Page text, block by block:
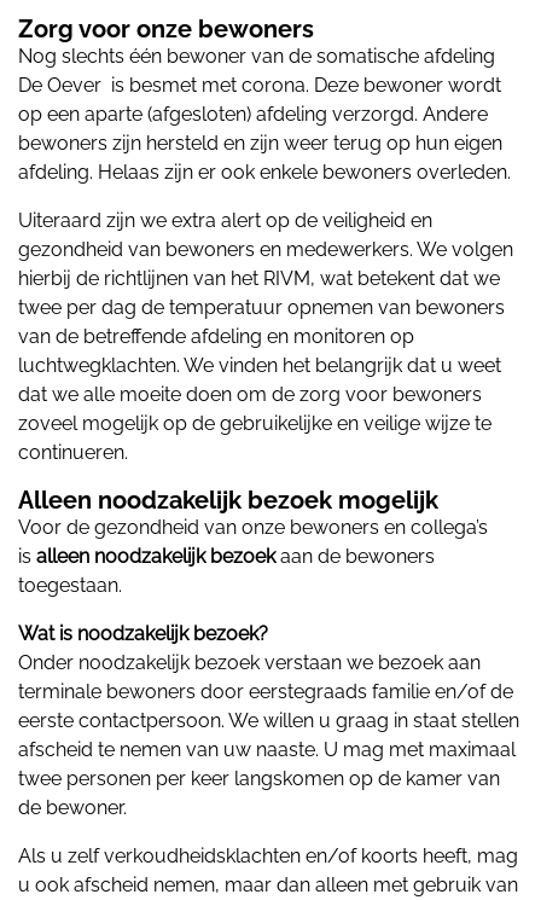
Zorg voor onze bewoners
Nog slechts één bewoner van de somatische afdeling
De Oever is besmet met corona. Deze bewoner wordt
op een aparte (afgesloten) afdeling verzorgd. Andere
bewoners zijn hersteld en zijn weer terug op hun eigen
afdeling. Helaas zijn er ook enkele bewoners overleden.
Uiteraard zijn we extra alert op de veiligheid en
gezondheid van bewoners en medewerkers. We volgen
hierbij de richtlijnen van het RIVM, wat betekent dat we
twee per dag de temperatuur opnemen van bewoners
van de betreffende afdeling en monitoren op
luchtwegklachten. We vinden het belangrijk dat u weet
dat we alle moeite doen om de zorg voor bewoners
zoveel mogelijk op de gebruikelijke en veilige wijze te
continueren.
Alleen noodzakelijk bezoek mogelijk
Voor de gezondheid van onze bewoners en collega’s
is alleen noodzakelijk bezoekaan de bewoners
toegestaan.
Wat is noodzakelijk bezoek?
Onder noodzakelijk bezoek verstaan we bezoek aan
terminale bewoners door eerstegraads familie en/of de
eerste contactpersoon. We willen u graag in staat stellen
afscheid te nemen van uw naaste. U mag met maximaal
twee personen per keer langskomen op de kamer van
de bewoner.
Als u zelf verkoudheidsklachten en/of koorts heeft, mag
u ook afscheid nemen, maar dan alleen met gebruik van